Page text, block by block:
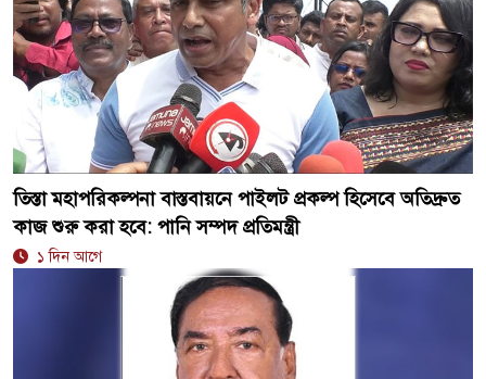
তিস্তা মহাপরিকল্পনা বাস্তবায়নে পাইলট প্রকল্প হিসেবে অতিদ্রুত
কাজ শুরু করা হবে: পানি সম্পদ প্রতিমন্ত্রী
১ দিন আগে